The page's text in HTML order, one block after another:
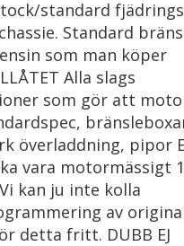
standard
Standard
som man köper
Alla slags
som gör att
överladdning, pipor
vara motormässigt
kan ju inte kolla
av original
detta fritt. DUBB EJ